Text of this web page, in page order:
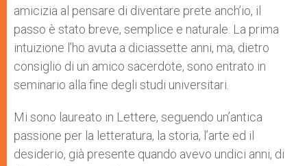
amicizia al pensare di diventare prete anch’io, il
passo è stato breve, semplice e naturale. La prima
intuizione l’ho avuta a diciassette anni, ma, dietro
consiglio di un amico sacerdote, sono entrato in
seminario alla fine degli studi universitari.
Mi sono laureato in Lettere, seguendo un’antica
passione per la letteratura, la storia, l’arte ed il
desiderio, già presente quando avevo undici anni, di